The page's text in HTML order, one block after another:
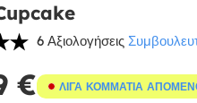
6 Αξιολογήσεις
€ ΛΊΓΑ ΚΟΜΜΆΤΙΑ